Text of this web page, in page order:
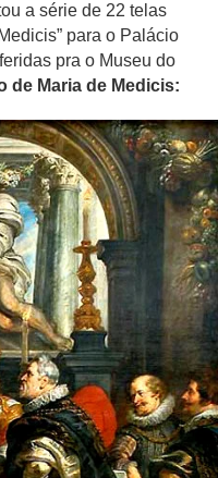
a série de 22 telas
para o Palácio
pra o Museu do
de Maria de Medicis: